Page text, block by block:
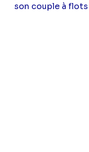
son couple à flots